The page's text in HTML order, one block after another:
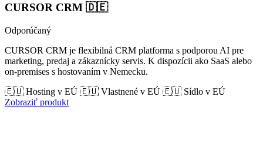
CURSOR CRM 🇩🇪
Odporúčaný
CURSOR CRM je flexibilná CRM platforma s podporou AI pre
marketing, predaj a zákaznícky servis. K dispozícii ako SaaS alebo
on-premises s hostovaním v Nemecku.
🇪🇺 Hosting v EÚ 🇪🇺 Vlastnené v EÚ 🇪🇺 Sídlo v EÚ
Zobraziť produkt